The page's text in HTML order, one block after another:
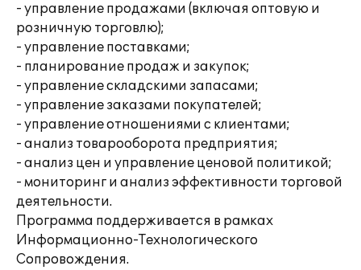
- управление продажами (включая оптовую и
розничную торговлю);
- управление поставками;
- планирование продаж и закупок;
- управление складскими запасами;
- управление заказами покупателей;
- управление отношениями с клиентами;
- анализ товарооборота предприятия;
- анализ цен и управление ценовой политикой;
- мониторинг и анализ эффективности торговой
деятельности.
Программа поддерживается в рамках
Информационно-Технологического
Сопровождения.